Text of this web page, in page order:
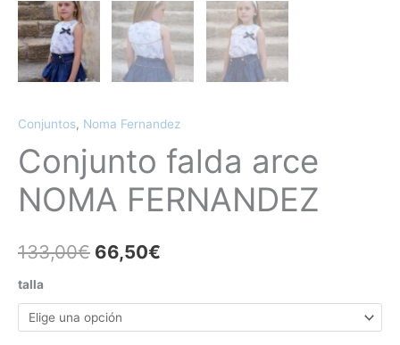
Conjuntos, Noma Fernandez
Conjunto falda arce
NOMA FERNANDEZ
133,00€ 66,50€
talla